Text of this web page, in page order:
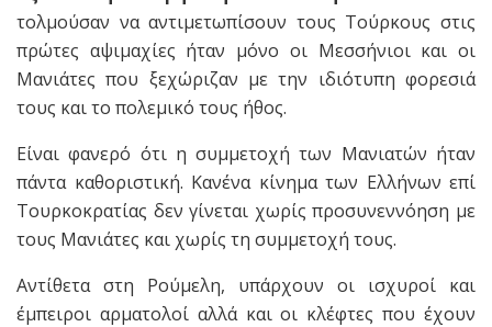
τολμούσαν να αντιμετωπίσουν τους Τούρκους στις
πρώτες αψιμαχίες ήταν μόνο οι Μεσσήνιοι και οι
Μανιάτες που ξεχώριζαν με την ιδιότυπη φορεσιά
τους και το πολεμικό τους ήθος.
Είναι φανερό ότι η συμμετοχή των Μανιατών ήταν
πάντα καθοριστική. Κανένα κίνημα των Ελλήνων επί
Τουρκοκρατίας δεν γίνεται χωρίς προσυνεννόηση με
τους Μανιάτες και χωρίς τη συμμετοχή τους.
Αντίθετα στη Ρούμελη, υπάρχουν οι ισχυροί και
έμπειροι αρματολοί αλλά και οι κλέφτες που έχουν